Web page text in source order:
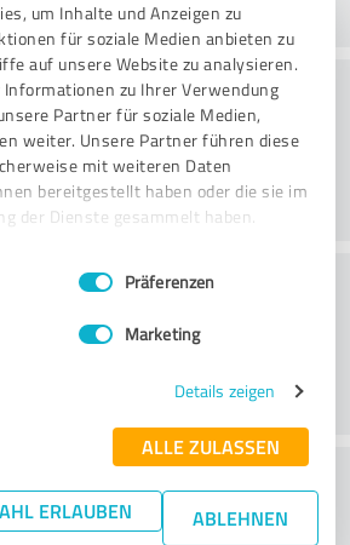
um Inhalte und Anzeigen zu
für soziale Medien anbieten zu
auf unsere Website zu analysieren.
zu Ihrer Verwendung
Partner für soziale Medien,
weiter. Unsere Partner führen diese
mit weiteren Daten
bereitgestellt haben oder die sie im
der Dienste gesammelt haben.
Präferenzen
Marketing
Details zeigen
ALLE ZULASSEN
ERLAUBEN ABLEHNEN
Vänlighet
Kundservice
think of the price to
ratio?